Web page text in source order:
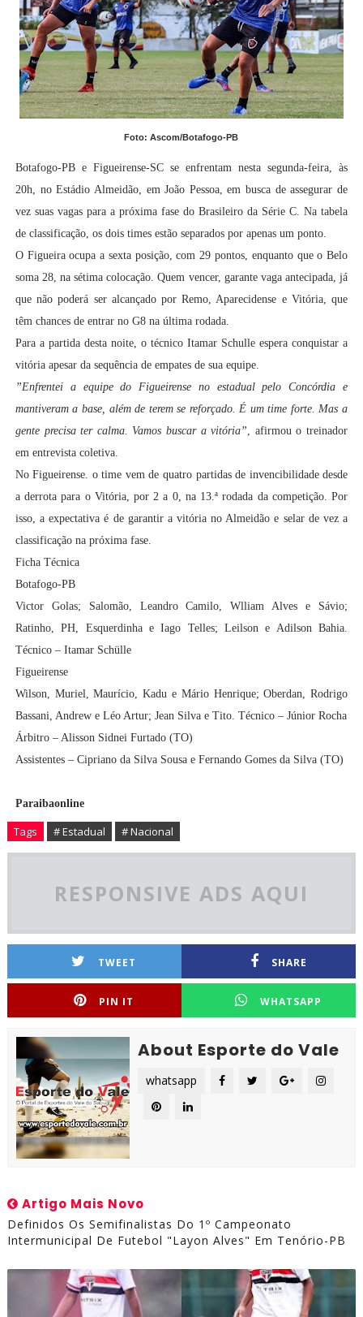
Foto: Ascom/Botafogo-PB
Botafogo-PB e Figueirense-SC se enfrentam nesta segunda-feira, às
20h, no Estádio Almeidão, em João Pessoa, em busca de assegurar de
vez suas vagas para a próxima fase do Brasileiro da Série C. Na tabela
de classificação, os dois times estão separados por apenas um ponto.
O Figueira ocupa a sexta posição, com 29 pontos, enquanto que o Belo
soma 28, na sétima colocação. Quem vencer, garante vaga antecipada, já
que não poderá ser alcançado por Remo, Aparecidense e Vitória, que
têm chances de entrar no G8 na última rodada.
Para a partida desta noite, o técnico Itamar Schulle espera conquistar a
vitória apesar da sequência de empates de sua equipe.
”Enfrentei a equipe do Figueirense no estadual pelo Concórdia e
mantiveram a base, além de terem se reforçado. É um time forte. Mas a
gente precisa ter calma. Vamos buscar a vitória”, afirmou o treinador
em entrevista coletiva.
No Figueirense. o time vem de quatro partidas de invencibilidade desde
a derrota para o Vitória, por 2 a 0, na 13.ª rodada da competição. Por
isso, a expectativa é de garantir a vitória no Almeidão e selar de vez a
classificação na próxima fase.
Ficha Técnica
Botafogo-PB
Victor Golas; Salomão, Leandro Camilo, Wlliam Alves e Sávio;
Ratinho, PH, Esquerdinha e Iago Telles; Leilson e Adilson Bahia.
Técnico – Itamar Schülle
Figueirense
Wilson, Muriel, Maurício, Kadu e Mário Henrique; Oberdan, Rodrigo
Bassani, Andrew e Léo Artur; Jean Silva e Tito. Técnico – Júnior Rocha
Árbitro – Alisson Sidnei Furtado (TO)
Assistentes – Cipriano da Silva Sousa e Fernando Gomes da Silva (TO)
Paraibaonline
Tags # Estadual # Nacional
RESPONSIVE ADS AQUI
TWEET SHARE
PIN IT WHATSAPP
About Esporte do Vale
whatsapp
Artigo Mais Novo
Definidos Os Semifinalistas Do 1º Campeonato
Intermunicipal De Futebol "Layon Alves" Em Tenório-PB